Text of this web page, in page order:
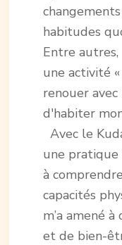
habitudes
Entre
une activité
renouer
d'habiter
Avec le
une pratique
à
capacités
m’a amené
et de bien-